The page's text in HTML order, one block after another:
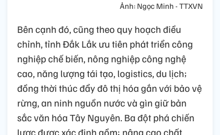
Ảnh: Ngọc Minh - TTXVN
Bên cạnh đó, cũng theo quy hoạch điều
chỉnh, tỉnh Đắk Lắk ưu tiên phát triển công
nghiệp chế biến, nông nghiệp công nghệ
cao, năng lượng tái tạo, logistics, du lịch;
đồng thời thúc đẩy đô thị hóa gắn với bảo vệ
rừng, an ninh nguồn nước và gìn giữ bản
sắc văn hóa Tây Nguyên. Ba đột phá chiến
lược được xác định gồm: nâng cao chất